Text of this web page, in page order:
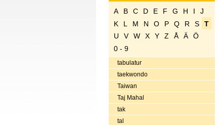
A B C D E F G H I
J
K
L M N O P Q R S
T
U
V W X Y Z Å Ä
Ö
0 - 9
tabulatur
taekwondo
Taiwan
Taj Mahal
tak
tal